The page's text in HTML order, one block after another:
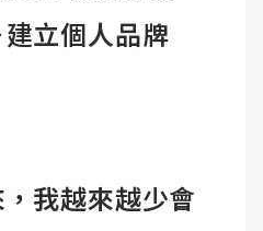
立個人品牌
我越來越少會